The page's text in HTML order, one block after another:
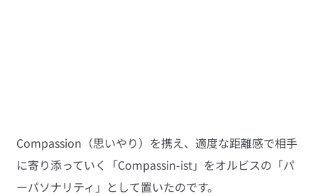
Compassion（思いやり）を携え、適度な距離感で相手
に寄り添っていく「Compassin-ist」をオルビスの「パ
ーパソナリティ」として置いたのです。